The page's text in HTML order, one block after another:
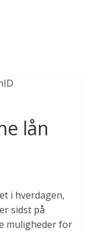
lån
i hverdagen,
sidst på
muligheder for